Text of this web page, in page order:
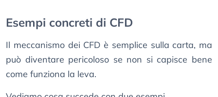
Esempi concreti di CFD
Il meccanismo dei CFD è semplice sulla carta, ma
può diventare pericoloso se non si capisce bene
come funziona la leva.